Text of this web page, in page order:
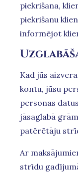
piekrišana,
piekrišanu
informējot
Kad jūs
kontu, jūsu
personas
jāsaglabā
patērētāju
Ar
strīdu